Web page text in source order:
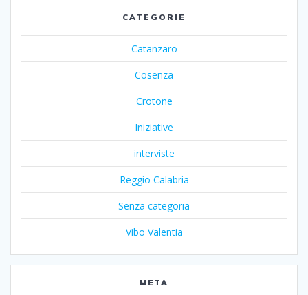
CATEGORIE
Catanzaro
Cosenza
Crotone
Iniziative
interviste
Reggio Calabria
Senza categoria
Vibo Valentia
META